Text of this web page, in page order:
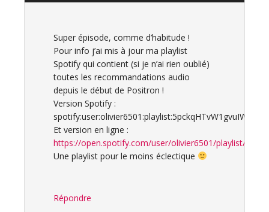
Super épisode, comme d’habitude !
Pour info j’ai mis à jour ma playlist
Spotify qui contient (si je n’ai rien oublié)
toutes les recommandations audio
depuis le début de Positron !
Version Spotify :
Et version en ligne :
https://open.spotify.com/user/olivier6501/playlist/
Une playlist pour le moins éclectique
Répondre